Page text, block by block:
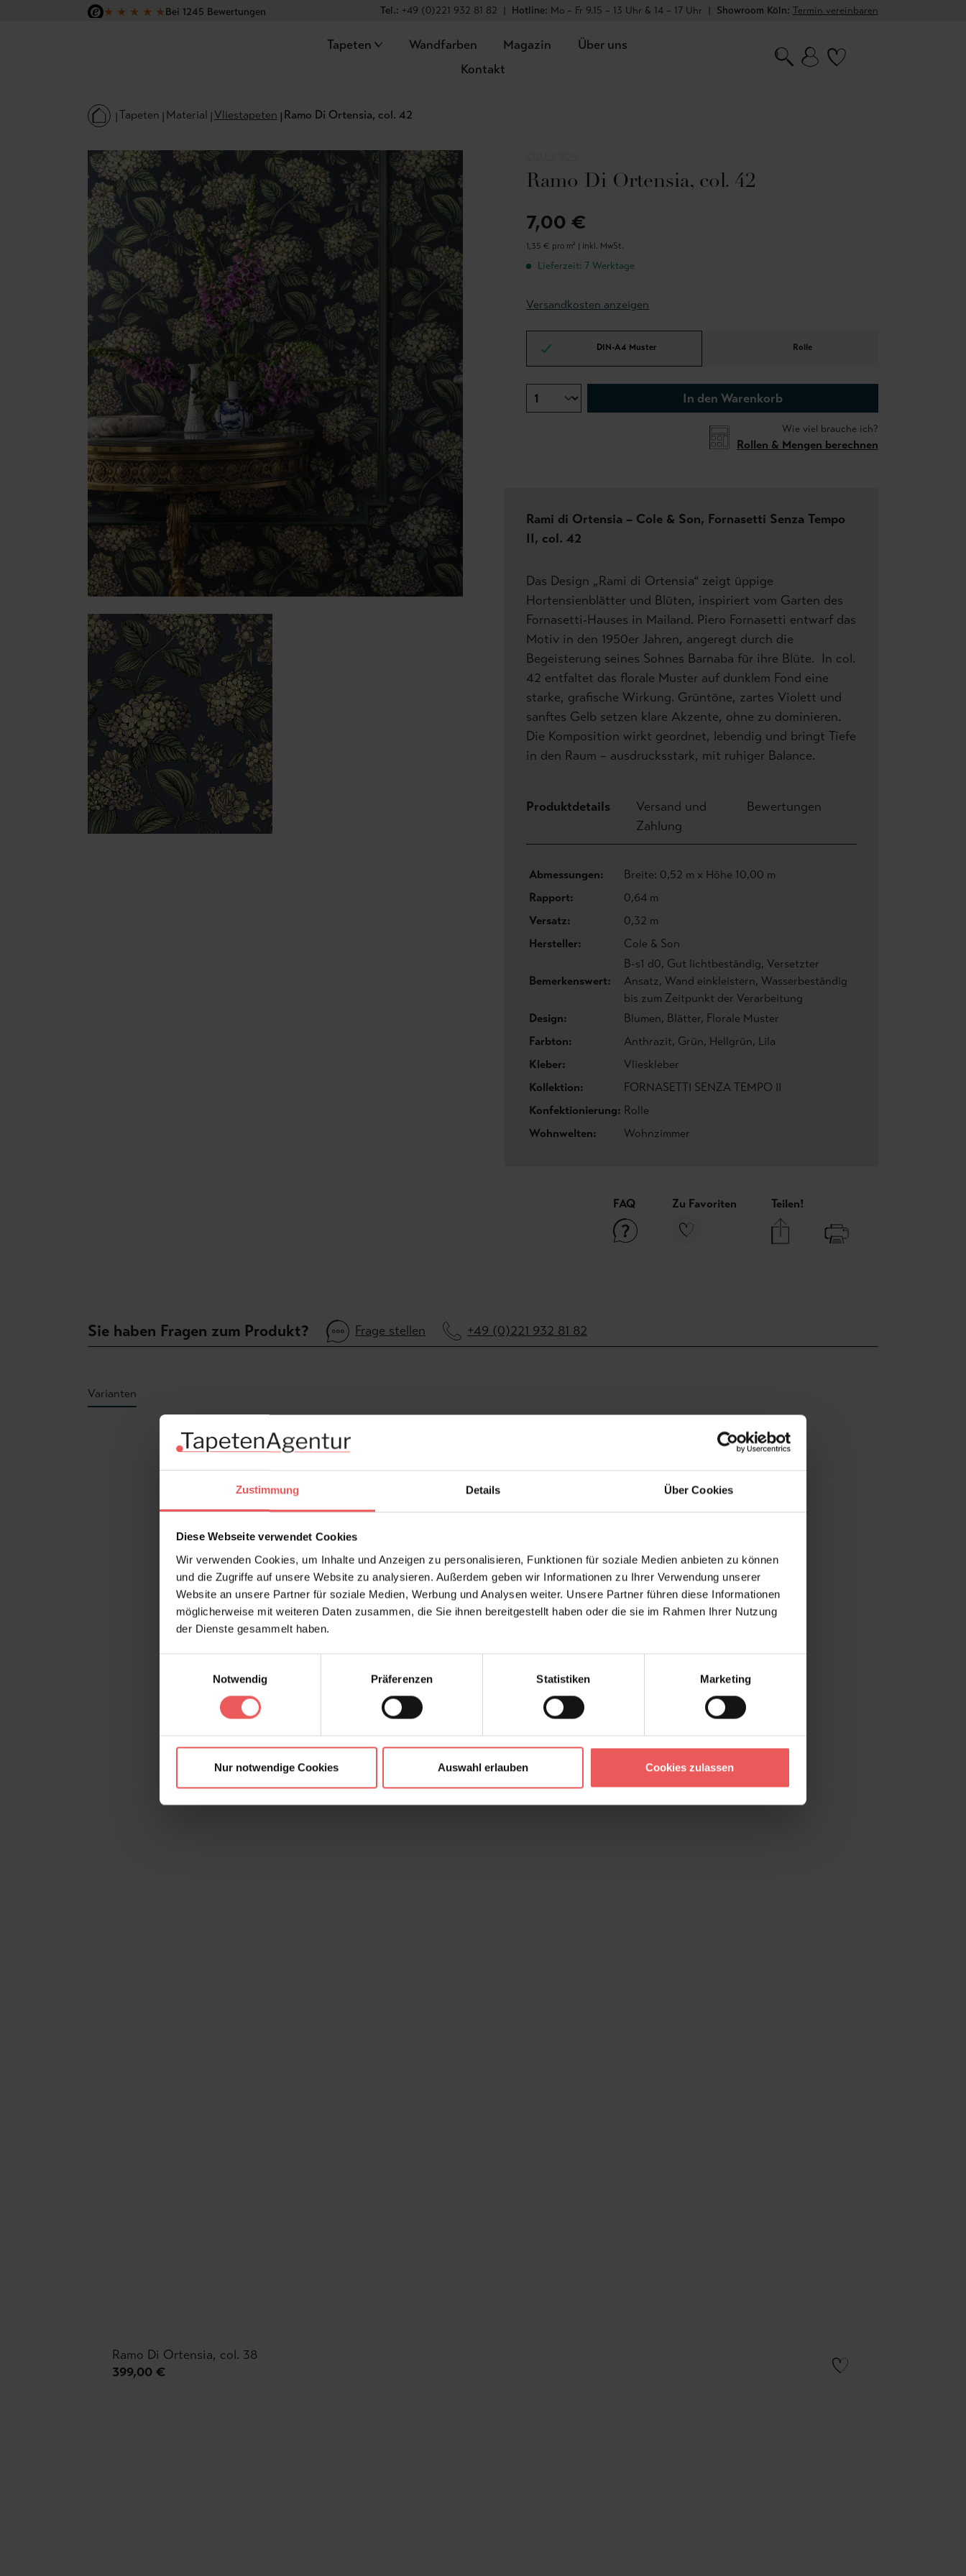
Zustimmung Details Über Cookies
Diese Webseite verwendet Cookies
Wir verwenden Cookies, um Inhalte und Anzeigen zu personalisieren, Funktionen für soziale Medien anbieten zu können
und die Zugriffe auf unsere Website zu analysieren. Außerdem geben wir Informationen zu Ihrer Verwendung unserer
Website an unsere Partner für soziale Medien, Werbung und Analysen weiter. Unsere Partner führen diese Informationen
möglicherweise mit weiteren Daten zusammen, die Sie ihnen bereitgestellt haben oder die sie im Rahmen Ihrer Nutzung
der Dienste gesammelt haben.
Notwendig
Präferenzen Statistiken Marketing
Nur notwendige Cookies Auswahl erlauben Cookies zulassen
Hauptinhalt springen
Zur Suche springen
Zur Hauptnavigation springen
★ ★ ★ ★ ★Bei 1245 Bewertungen
Tel.: +49 (0)221 932 81 82 | Hotline: Mo – Fr 9.15 – 13 Uhr & 14 – 17 Uhr | Showroom Köln: Termin vereinbaren
Tapeten Wandfarben Magazin
Über uns
Kontakt
Tapeten Material Vliestapeten Ramo Di Ortensia, col. 42
Ramo Di Ortensia, col. 42
7,00 €
1,35 € pro m² | inkl. MwSt.
Lieferzeit: 7 Werktage
Versandkosten anzeigen
DIN-A4 Muster Rolle
In den Warenkorb
Wie viel brauche ich?
Rollen & Mengen berechnen
Rami di Ortensia – Cole & Son, Fornasetti Senza Tempo
II, col. 42
Das Design „Rami di Ortensia“ zeigt üppige
Hortensienblätter und Blüten, inspiriert vom Garten des
Fornasetti-Hauses in Mailand. Piero Fornasetti entwarf das
Motiv in den 1950er Jahren, angeregt durch die
Begeisterung seines Sohnes Barnaba für ihre Blüte. In col.
42 entfaltet das florale Muster auf dunklem Fond eine
starke, grafische Wirkung. Grüntöne, zartes Violett und
sanftes Gelb setzen klare Akzente, ohne zu dominieren.
Die Komposition wirkt geordnet, lebendig und bringt Tiefe
in den Raum – ausdrucksstark, mit ruhiger Balance.
Produktdetails
Versand und
Zahlung
Bewertungen
Abmessungen:
Breite: 0,52 m x Höhe 10,00 m
Rapport:
0,64 m
Versatz:
0,32 m
Hersteller:
Cole & Son
Bemerkenswert:
B-s1 d0, Gut lichtbeständig, Versetzter
Ansatz, Wand einkleistern, Wasserbeständig
bis zum Zeitpunkt der Verarbeitung
Design:
Blumen, Blätter, Florale Muster
Farbton:
Anthrazit, Grün, Hellgrün, Lila
Kleber:
Vlieskleber
Kollektion:
FORNASETTI SENZA TEMPO II
Konfektionierung: Rolle
Wohnwelten:
Wohnzimmer
FAQ Zu Favoriten Teilen!
Sie haben Fragen zum Produkt? Frage stellen +49 (0)221 932 81 82
Varianten
Produktgalerie überspringen
Ramo Di Ortensia, col. 38
399,00 €